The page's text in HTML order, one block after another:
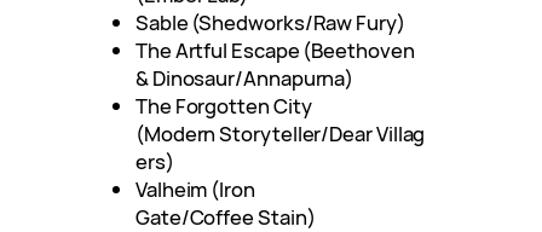
Sable (Shedworks/Raw Fury)
The Artful Escape (Beethoven
& Dinosaur/Annapurna)
The Forgotten City
(Modern Storyteller/Dear Villag
ers)
Valheim (Iron
Gate/Coffee Stain)